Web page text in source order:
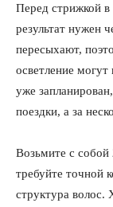
Перед стрижкой в
результат нужен
пересыхают,
осветление
уже
поездки, а за
Возьмите с
требуйте точной
структура